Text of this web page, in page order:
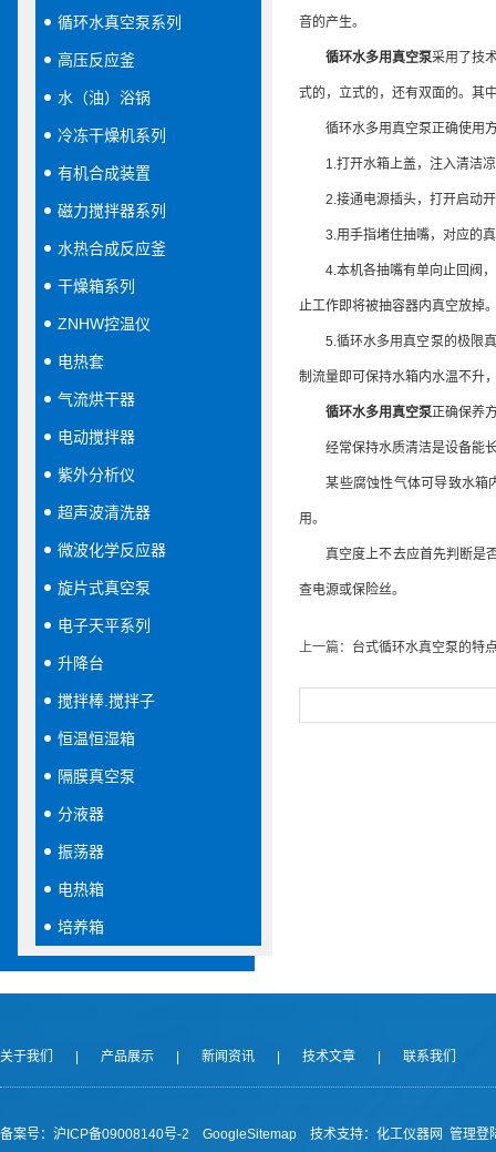
循环水真空泵系列
高压反应釜
水（油）浴锅
冷冻干燥机系列
有机合成装置
磁力搅拌器系列
水热合成反应釜
干燥箱系列
ZNHW控温仪
电热套
气流烘干器
电动搅拌器
紫外分析仪
超声波清洗器
微波化学反应器
旋片式真空泵
电子天平系列
升降台
搅拌棒.搅拌子
恒温恒湿箱
隔膜真空泵
分液器
振荡器
电热箱
培养箱
音的产生。
循环水多用真空泵采用了技
式的，立式的，还有双面的。其
循环水多用真空泵正确使用
1.打开水箱上盖，注入清洁凉
2.接通电源插头，打开启动开
3.用手指堵住抽嘴，对应的真
4.本机各抽嘴有单向止回阀，
止工作即将被抽容器内真空放掉
5.循环水多用真空泵的极限真
制流量即可保持水箱内水温不升
循环水多用真空泵正确保养
经常保持水质清洁是设备能长
某些腐蚀性气体可导致水箱内
用。
真空度上不去应首先判断是否
查电源或保险丝。
上一篇： 台式循环水真空泵的特
关于我们 产品展示 新闻资讯 技术文章 联系我们
备案号：沪ICP备09008140号-2 GoogleSitemap 技术支持： 化工仪器网 管理登